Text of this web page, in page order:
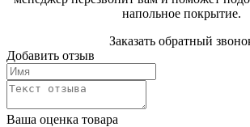
напольное покрытие.
Заказать обратный
Добавить отзыв
Ваша оценка товара